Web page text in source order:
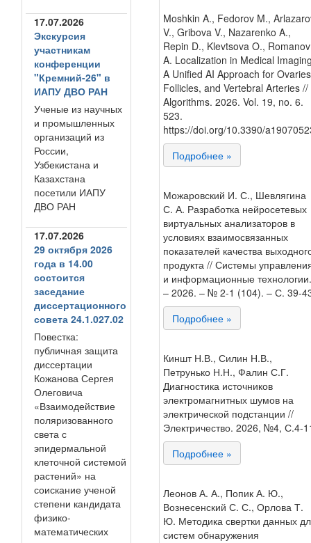
17.07.2026
Экскурсия
участникам
конференции
"Кремний-26" в
ИАПУ ДВО РАН
Ученые из научных
и промышленных
организаций из
России,
Узбекистана и
Казахстана
посетили ИАПУ
ДВО РАН
17.07.2026
29 октября 2026
года в 14.00
состоится
заседание
диссертационного
совета 24.1.027.02
Повестка:
публичная защита
диссертации
Кожанова Сергея
Олеговича
«Взаимодействие
поляризованного
света с
эпидермальной
клеточной системой
растений» на
соискание ученой
степени кандидата
физико-
математических
Moshkin A., Fedorov M.,
V., Gribova V., Nazarenko A.,
Repin D., Klevtsova O., Romanov
A. Localization in Medical
A Unified AI Approach for
Follicles, and Vertebral Arteries //
Algorithms. 2026. Vol. 19, no. 6.
523.
https://doi.org/10.3390/
Подробнее »
Можаровский И. С., Шевлягина
С. А. Разработка нейросетевых
виртуальных анализаторов в
условиях взаимосвязанных
показателей качества
продукта // Системы
и информационные технологии.
– 2026. – № 2-1 (104). – С. 39-
Подробнее »
Киншт Н.В., Силин Н.В.,
Петрунько Н.Н., Фалин С.Г.
Диагностика источников
электромагнитных шумов на
электрической подстанции //
Электричество. 2026, №4, С.4-
Подробнее »
Леонов А. А., Попик А. Ю.,
Вознесенский С. С., Орлова Т.
Ю. Методика свертки данных
систем обнаружения